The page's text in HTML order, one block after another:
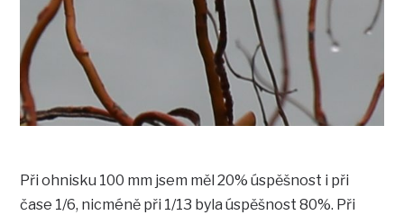
Při ohnisku 100 mm jsem měl 20% úspěšnost i při
čase 1/6, nicméně při 1/13 byla úspěšnost 80%. Při